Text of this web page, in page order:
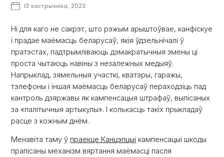
13 кастрычніка, 2023
Ні для каго не сакрэт, што рэжым арыштоўвае, канфіскуе
і прадае маёмасць беларусаў, якія ўдзельнічалі ў
пратэстах, падтрымліваюць дэмакратычныя змены ці
проста чытаюць навіны з незалежных медыяў.
Напрыклад, зямельныя участкі, кватэры, гаражы,
тэлефоны і іншая маёмасць беларусаў пераходзіць пад
кантроль дзяржавы як кампенсацыя штрафаў, выпісаных
за «палітычныя артыкулы». І колькасць такіх прыкладаў
расце з кожным днём.
Менавіта таму ў праекце Канцэпцыі кампенсацыі шкоды
прапісаны механізм вяртання маёмасці пасля